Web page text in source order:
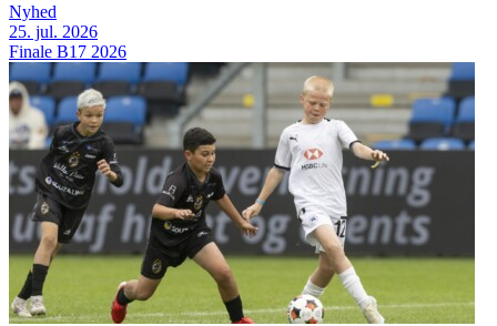
Nyhed
25. jul. 2026
Finale B17 2026